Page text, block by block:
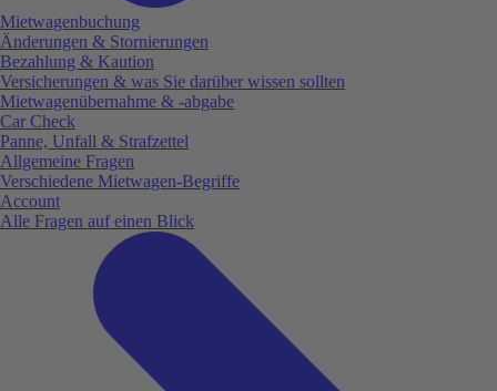
Mietwagenbuchung
Änderungen & Stornierungen
Bezahlung & Kaution
Versicherungen & was Sie darüber wissen sollten
Mietwagenübernahme & -abgabe
Car Check
Panne, Unfall & Strafzettel
Allgemeine Fragen
Verschiedene Mietwagen-Begriffe
Account
Alle Fragen auf einen Blick